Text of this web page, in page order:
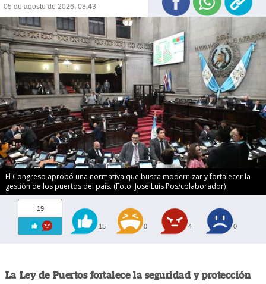
05 de agosto de 2026, 08:43
El Congreso aprobó una normativa que busca modernizar y fortalecer la
gestión de los puertos del país. (Foto: José Luis Pos/colaborador)
19
15 0 4 0
La Ley de Puertos fortalece la seguridad y protección